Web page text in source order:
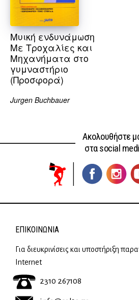
Μυική ενδυνάμωση
Με Τροχαλίες και
Μηχανήματα στο
γυμναστήριο
(Προσφορά)
Jurgen Buchbauer
Ακολουθήστε
στα social
ΕΠΙΚΟΙΝΩΝΊΑ
Για διευκρινίσεις και υποστήριξη
Internet
2310 267108